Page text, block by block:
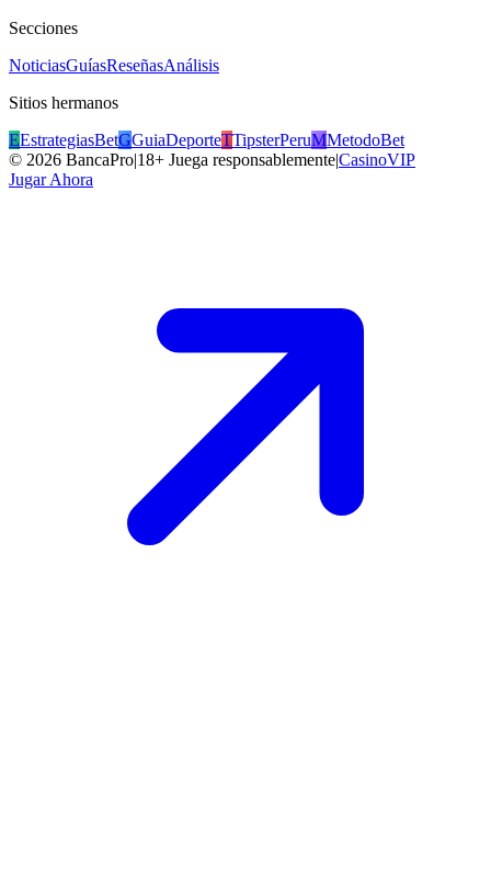
Secciones
NoticiasGuíasReseñasAnálisis
Sitios hermanos
EEstrategiasBetGGuiaDeporteTTipsterPeruMMetodoBet
© 2026 BancaPro|18+ Juega responsablemente|CasinoVIP
Jugar Ahora